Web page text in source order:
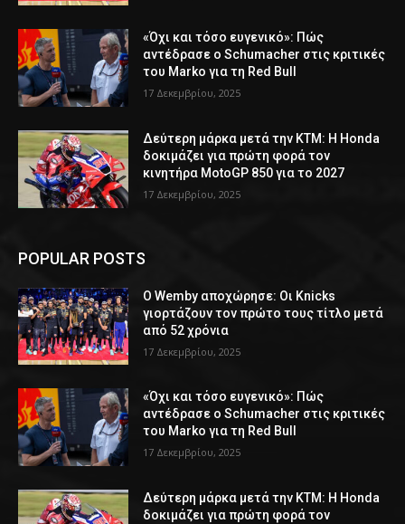
«Όχι και τόσο ευγενικό»: Πώς
αντέδρασε ο Schumacher στις κριτικές
του Marko για τη Red Bull
17 Δεκεμβρίου, 2025
Δεύτερη μάρκα μετά την KTM: Η Honda
δοκιμάζει για πρώτη φορά τον
κινητήρα MotoGP 850 για το 2027
17 Δεκεμβρίου, 2025
POPULAR POSTS
Ο Wemby αποχώρησε: Οι Knicks
γιορτάζουν τον πρώτο τους τίτλο μετά
από 52 χρόνια
17 Δεκεμβρίου, 2025
«Όχι και τόσο ευγενικό»: Πώς
αντέδρασε ο Schumacher στις κριτικές
του Marko για τη Red Bull
17 Δεκεμβρίου, 2025
Δεύτερη μάρκα μετά την KTM: Η Honda
δοκιμάζει για πρώτη φορά τον